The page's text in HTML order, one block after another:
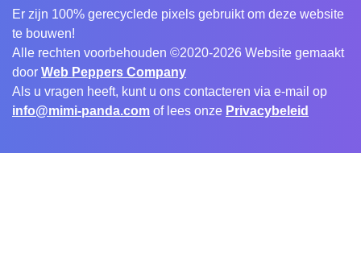
Er zijn 100% gerecyclede pixels gebruikt om deze website
te bouwen!
Alle rechten voorbehouden ©2020-2026 Website gemaakt
door Web Peppers Company
Als u vragen heeft, kunt u ons contacteren via e-mail op
info@mimi-panda.com of lees onze Privacybeleid